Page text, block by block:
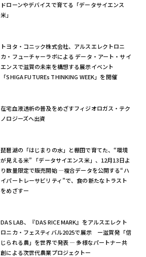
ドローンやデバイスで育てる「データサイエンス
米」
トヨタ・コニック株式会社、アルスエレクトロニ
カ・フューチャーラボによる データ・アート・サイ
エンスで滋賀の未来を構想する展示イベント
「SHIGA FUTUREs THINKING WEEK」を開催
在宅血液透析の普及をめざすフィジオロガス・テク
ノロジーズへ出資
琵琶湖の「はじまりの水」と棚田で育てた、“環境
が見える米” 「データサイエンス米」、12月13日よ
り数量限定で販売開始 ―複合データを公開する“ハ
イパートレーサビリティ”で、食の新たなトラスト
をめざすー
DAS LAB、『DAS RICE MARK』をアルスエレクト
ロニカ・フェスティバル2025で展示 ー滋賀発「信
じられる農」を世界で発表 ― 多様なパートナー共
創による次世代農業プロジェクトー